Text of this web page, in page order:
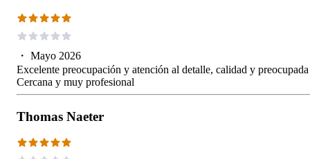
・ Mayo 2026
Excelente preocupación y atención al detalle, calidad y preocupada
Cercana y muy profesional
Thomas Naeter